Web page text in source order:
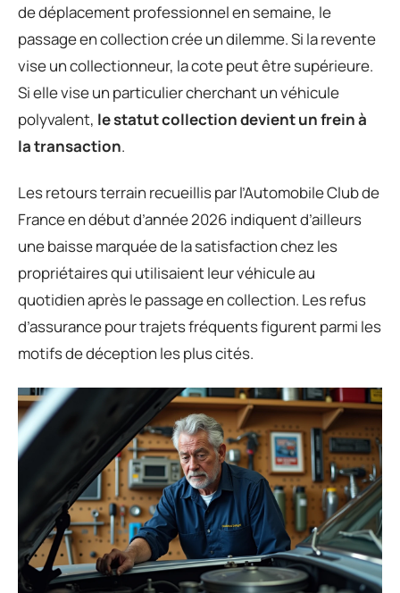
de déplacement professionnel en semaine, le
passage en collection crée un dilemme. Si la revente
vise un collectionneur, la cote peut être supérieure.
Si elle vise un particulier cherchant un véhicule
polyvalent, le statut collection devient un frein à
la transaction.
Les retours terrain recueillis par l’Automobile Club de
France en début d’année 2026 indiquent d’ailleurs
une baisse marquée de la satisfaction chez les
propriétaires qui utilisaient leur véhicule au
quotidien après le passage en collection. Les refus
d’assurance pour trajets fréquents figurent parmi les
motifs de déception les plus cités.